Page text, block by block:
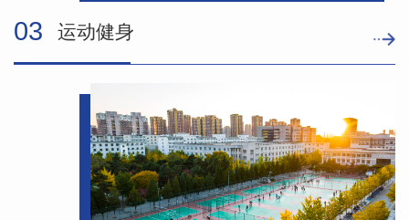
03 运动健身